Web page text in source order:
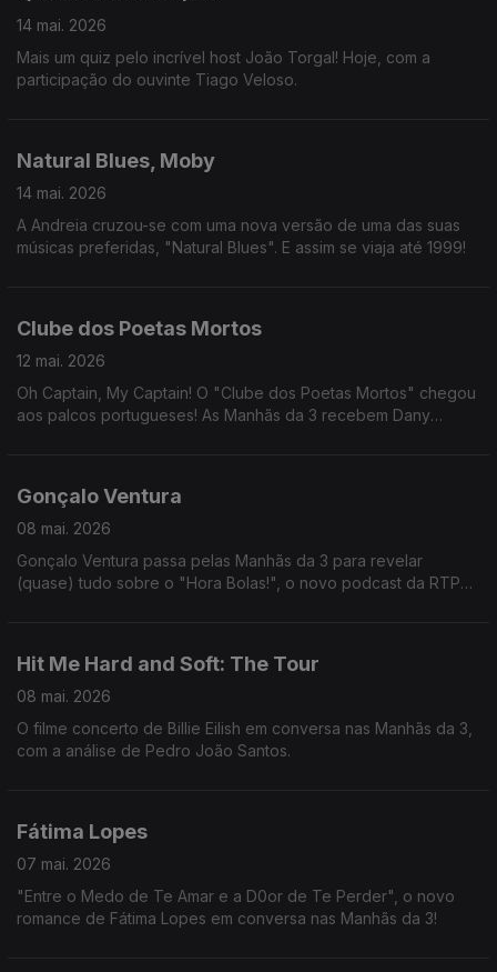
14 mai. 2026
Mais um quiz pelo incrível host João Torgal! Hoje, com a
participação do ouvinte Tiago Veloso.
Natural Blues, Moby
14 mai. 2026
A Andreia cruzou-se com uma nova versão de uma das suas
músicas preferidas, "Natural Blues". E assim se viaja até 1999!
Clube dos Poetas Mortos
12 mai. 2026
Oh Captain, My Captain! O "Clube dos Poetas Mortos" chegou
aos palcos portugueses! As Manhãs da 3 recebem Dany
Gonçalo Ventura
08 mai. 2026
Gonçalo Ventura passa pelas Manhãs da 3 para revelar
(quase) tudo sobre o "Hora Bolas!", o novo podcast da RTP
Hit Me Hard and Soft: The Tour
08 mai. 2026
O filme concerto de Billie Eilish em conversa nas Manhãs da 3,
com a análise de Pedro João Santos.
Fátima Lopes
07 mai. 2026
"Entre o Medo de Te Amar e a D0or de Te Perder", o novo
romance de Fátima Lopes em conversa nas Manhãs da 3!